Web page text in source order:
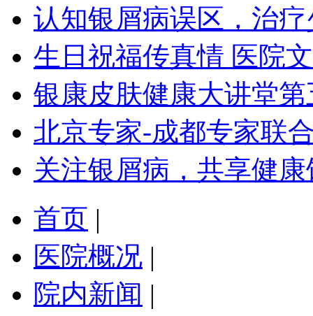
认知银屑病误区，治
生日祝福传真情 医院
银康皮肤健康大讲堂第
北京专家-成都专家联
关注银屑病，共享健
首页 |
医院概况 |
院内新闻 |